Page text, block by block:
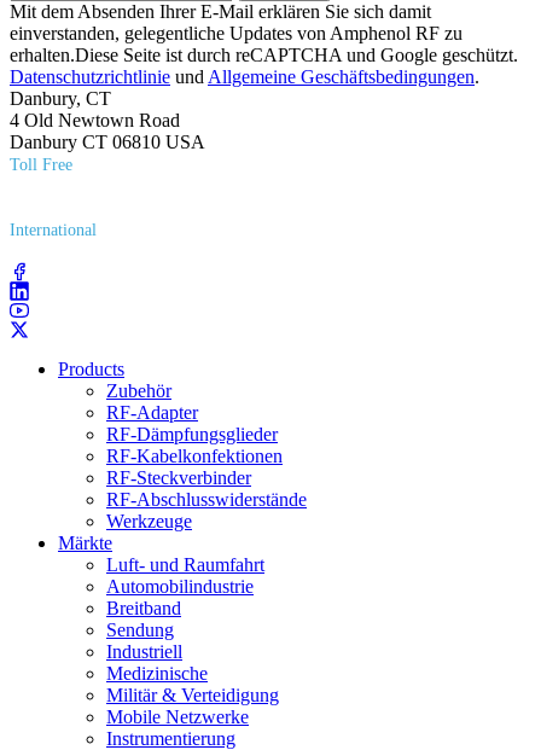
Mit dem Absenden Ihrer E-Mail erklären Sie sich damit
einverstanden, gelegentliche Updates von Amphenol RF zu
erhalten.Diese Seite ist durch reCAPTCHA und Google geschützt.
Datenschutzrichtlinie und Allgemeine Geschäftsbedingungen.
Danbury, CT
4 Old Newtown Road
Danbury CT 06810 USA
Toll Free
International
Products
Zubehör
RF-Adapter
RF-Dämpfungsglieder
RF-Kabelkonfektionen
RF-Steckverbinder
RF-Abschlusswiderstände
Werkzeuge
Märkte
Luft- und Raumfahrt
Automobilindustrie
Breitband
Sendung
Industriell
Medizinische
Militär & Verteidigung
Mobile Netzwerke
Instrumentierung